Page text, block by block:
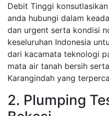
Debit Tinggi
anda hubungi dalam
dan urgent serta kondisi
keseluruhan Indonesia
dari kacamata teknologi
mata air tanah bersih
Karangindah yang
2. Plumping